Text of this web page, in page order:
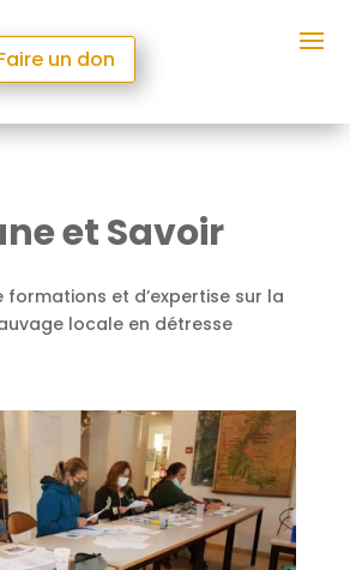
un don
et Savoir
formations et d’expertise sur la
locale en détresse